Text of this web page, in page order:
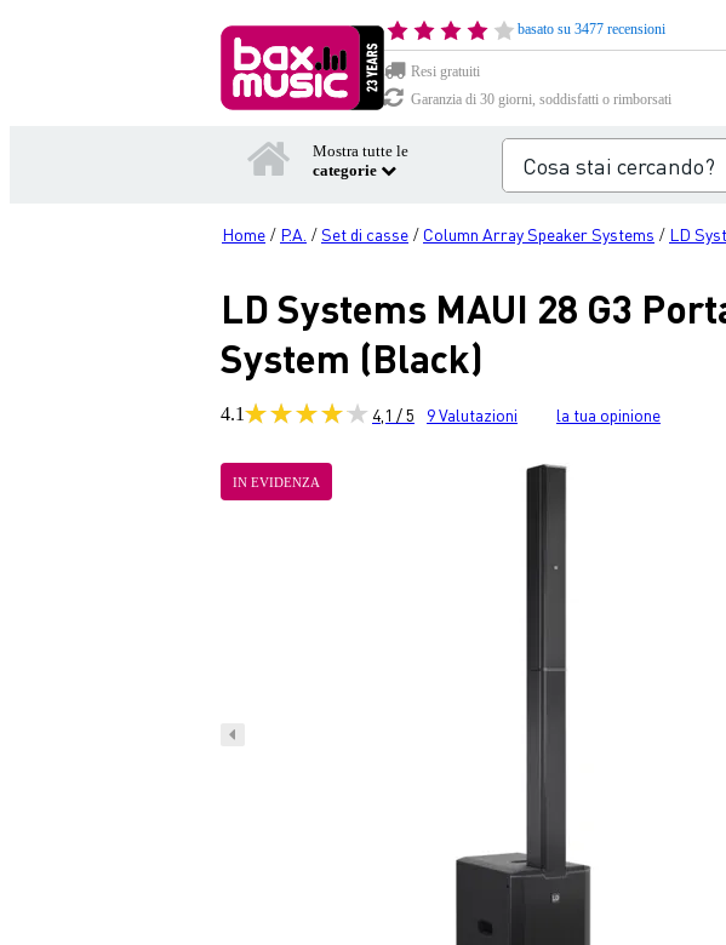
basato su 3477 recensioni
Resi gratuiti
Garanzia di 30 giorni, soddisfatti o rimborsati
Mostra tutte le
categorie
Home / P.A. /Set di casse / Column Array Speaker Systems / LD
LD Systems MAUI 28 G3
System (Black)
4.1 4,1 / 5 9Valutazioni la tua opinione
IN EVIDENZA